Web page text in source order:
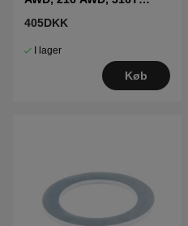
405DKK
I lager
Køb